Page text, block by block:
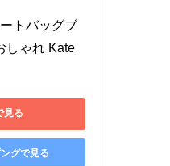
トバッグブ
しゃれ Kate
見る
グで見る